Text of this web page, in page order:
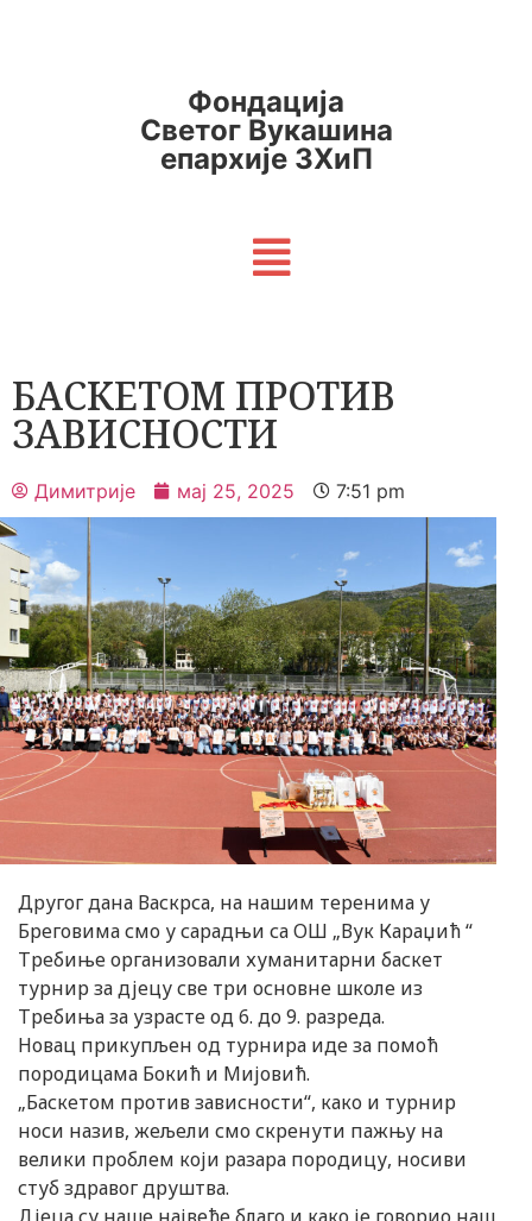
Фондација
Светог Вукашина
епархије ЗХиП
БАСКЕТОМ ПРОТИВ
ЗАВИСНОСТИ
Димитрије мај 25, 2025 7:51 pm
Другог дана Васкрса, на нашим теренима у
Бреговима смо у сарадњи са ОШ „Вук Караџић “
Требиње организовали хуманитарни баскет
турнир за дјецу све три основне школе из
Требиња за узрасте од 6. до 9. разреда.
Новац прикупљен од турнира иде за помоћ
породицама Бокић и Мијовић.
„Баскетом против зависности“, како и турнир
носи назив, жељели смо скренути пажњу на
велики проблем који разара породицу, носиви
стуб здравог друштва.